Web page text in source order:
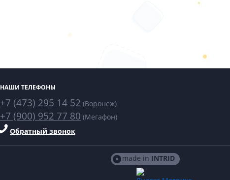
НАШИ ТЕЛЕФОНЫ
+7 (473) 295 14 52 (Воронеж)
+7 (900) 952 77 80 (Мегафон)
Обратный звонок
made in INTRID